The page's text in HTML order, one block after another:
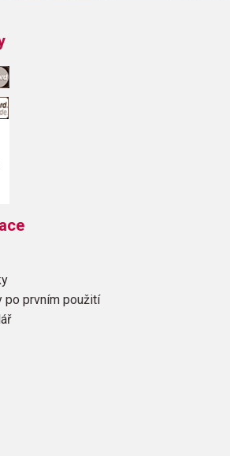
po prvním použití